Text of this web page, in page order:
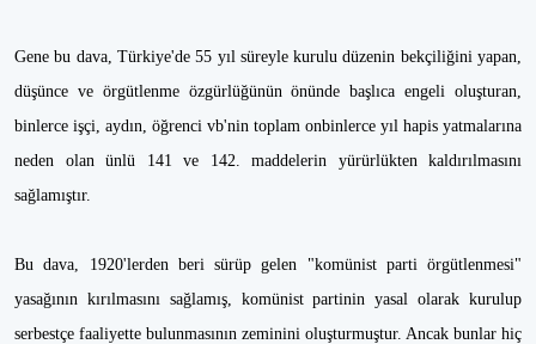
Gene bu dava, Türkiye'de 55 yıl süreyle kurulu düzenin bekçiliğini yapan,
düşünce ve örgütlenme özgürlüğünün önünde başlıca engeli oluşturan,
binlerce işçi, aydın, öğrenci vb'nin toplam onbinlerce yıl hapis yatmalarına
neden olan ünlü 141 ve 142. maddelerin yürürlükten kaldırılmasını
sağlamıştır.
Bu dava, 1920'lerden beri sürüp gelen "komünist parti örgütlenmesi"
yasağının kırılmasını sağlamış, komünist partinin yasal olarak kurulup
serbestçe faaliyette bulunmasının zeminini oluşturmuştur. Ancak bunlar hiç